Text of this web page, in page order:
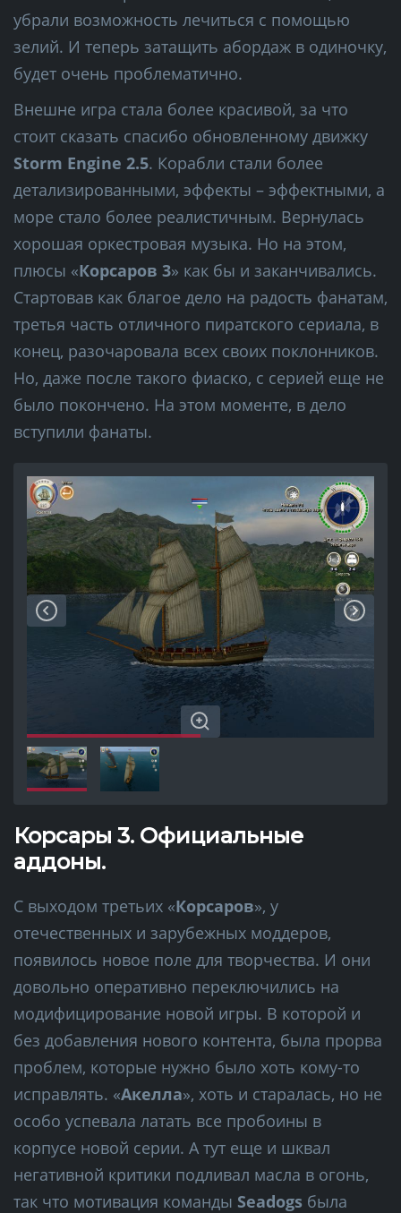
убрали возможность лечиться с помощью
зелий. И теперь затащить абордаж в одиночку,
будет очень проблематично.
Внешне игра стала более красивой, за что
стоит сказать спасибо обновленному движку
Storm Engine 2.5. Корабли стали более
детализированными, эффекты – эффектными, а
море стало более реалистичным. Вернулась
хорошая оркестровая музыка. Но на этом,
плюсы «Корсаров 3» как бы и заканчивались.
Стартовав как благое дело на радость фанатам,
третья часть отличного пиратского сериала, в
конец, разочаровала всех своих поклонников.
Но, даже после такого фиаско, с серией еще не
было покончено. На этом моменте, в дело
вступили фанаты.
Корсары 3. Официальные
аддоны.
С выходом третьих «Корсаров», у
отечественных и зарубежных моддеров,
появилось новое поле для творчества. И они
довольно оперативно переключились на
модифицирование новой игры. В которой и
без добавления нового контента, была прорва
проблем, которые нужно было хоть кому-то
исправлять. «Акелла», хоть и старалась, но не
особо успевала латать все пробоины в
корпусе новой серии. А тут еще и шквал
негативной критики подливал масла в огонь,
так что мотивация команды Seadogs была